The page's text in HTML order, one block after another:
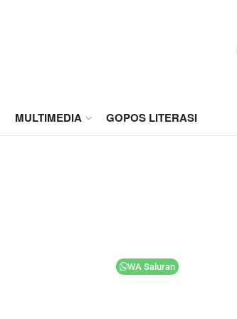
MULTIMEDIA GOPOS LITERASI
WA Saluran